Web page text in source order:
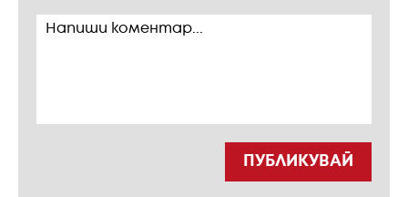
ПУБЛИКУВАЙ